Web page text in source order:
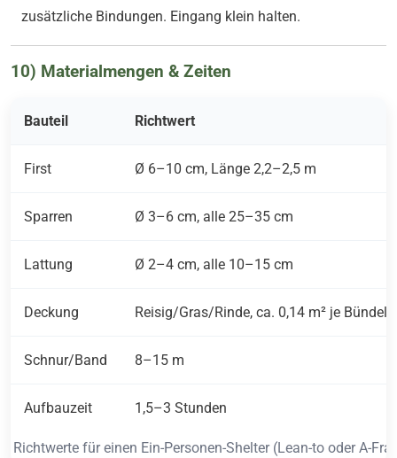
zusätzliche Bindungen. Eingang klein halten.
10) Materialmengen & Zeiten
Richtwerte für einen Ein-Personen-Shelter (Lean-to oder A-
Bauteil Richtwert
First Ø 6–10 cm, Länge 2,2–2,5 m
Sparren Ø 3–6 cm, alle 25–35 cm
Lattung Ø 2–4 cm, alle 10–15 cm
Deckung Reisig/Gras/Rinde, ca. 0,14 m² je Bündel
Schnur/Band 8–15 m
Aufbauzeit 1,5–3 Stunden